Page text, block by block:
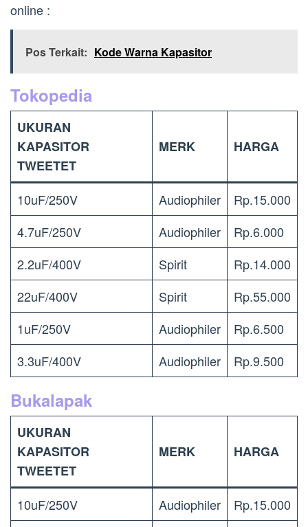
online :
Pos Terkait: Kode Warna Kapasitor
Tokopedia
UKURAN
KAPASITOR
TWEETET
MERK HARGA
10uF/250V Audiophiler
Rp.15.000
4.7uF/250V
Audiophiler
Rp.6.000
2.2uF/400V
Spirit
Rp.14.000
22uF/400V
Spirit
Rp.55.000
1uF/250V
Audiophiler
Rp.6.500
3.3uF/400V
Audiophiler Rp.9.500
Bukalapak
UKURAN
KAPASITOR
TWEETET
MERK HARGA
10uF/250V Audiophiler
Rp.15.000